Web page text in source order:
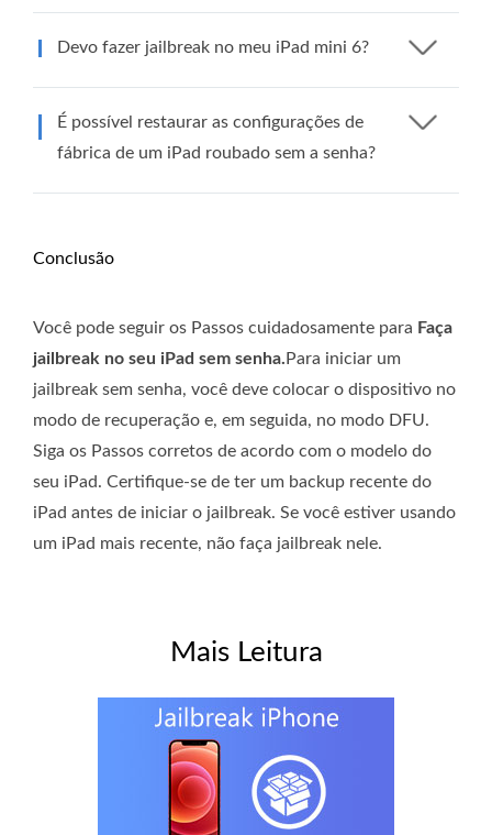
Devo fazer jailbreak no meu iPad mini 6?
É possível restaurar as configurações de
fábrica de um iPad roubado sem a senha?
Conclusão
Você pode seguir os Passos cuidadosamente para Faça
jailbreak no seu iPad sem senha.Para iniciar um
jailbreak sem senha, você deve colocar o dispositivo no
modo de recuperação e, em seguida, no modo DFU.
Siga os Passos corretos de acordo com o modelo do
seu iPad. Certifique-se de ter um backup recente do
iPad antes de iniciar o jailbreak. Se você estiver usando
um iPad mais recente, não faça jailbreak nele.
Mais Leitura